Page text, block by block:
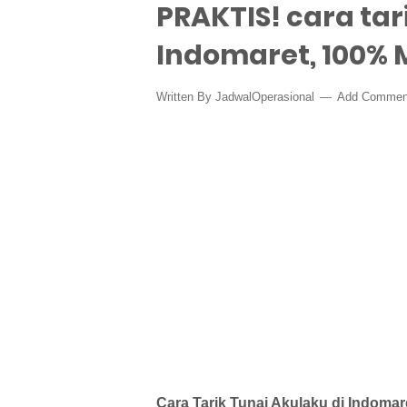
PRAKTIS! cara
Indomaret, 100%
Written By JadwalOperasional Add
Cara Tarik Tunai Akulaku di